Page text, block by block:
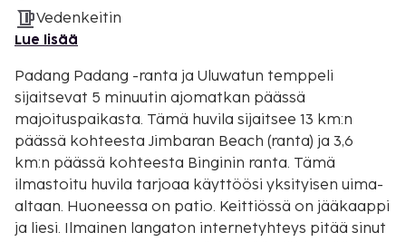
Vedenkeitin
Lue lisää
Padang Padang -ranta ja Uluwatun temppeli
sijaitsevat 5 minuutin ajomatkan päässä
majoituspaikasta. Tämä huvila sijaitsee 13 km:n
päässä kohteesta Jimbaran Beach (ranta) ja 3,6
km:n päässä kohteesta Binginin ranta. Tämä
ilmastoitu huvila tarjoaa käyttöösi yksityisen uima-
altaan. Huoneessa on patio. Keittiössä on jääkaappi
ja liesi. Ilmainen langaton internetyhteys pitää sinut